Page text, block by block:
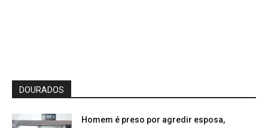
DOURADOS
Homem é preso por agredir esposa,